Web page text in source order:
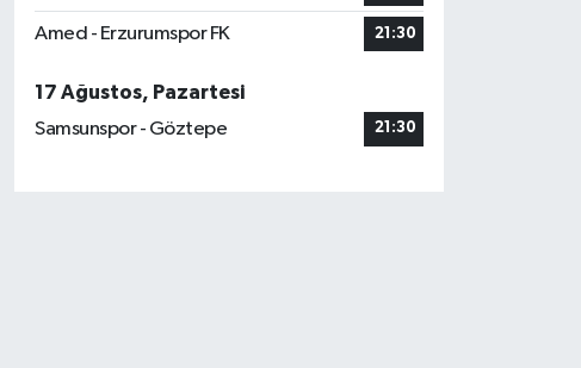
Amed - Erzurumspor FK 21:30
17 Ağustos, Pazartesi
Samsunspor - Göztepe
21:30